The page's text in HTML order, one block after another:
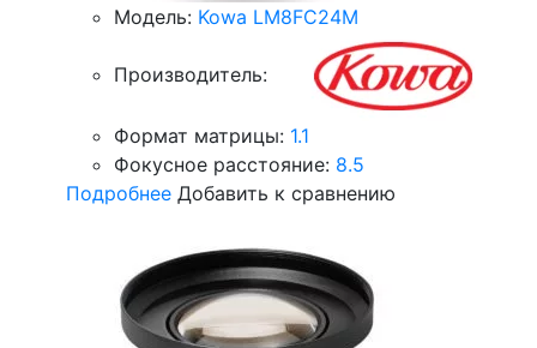
Модель: Kowa LM8FC24M
Производитель:
Формат матрицы: 1.1
Фокусное расстояние: 8.5
Подробнее Добавить к сравнению